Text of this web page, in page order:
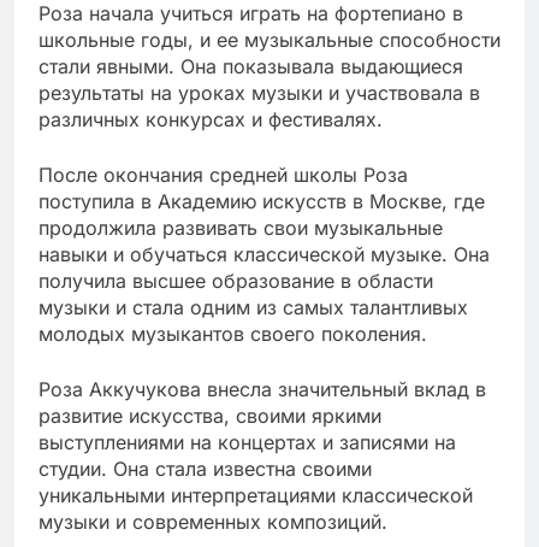
Роза начала учиться играть на фортепиано в
школьные годы, и ее музыкальные способности
стали явными. Она показывала выдающиеся
результаты на уроках музыки и участвовала в
различных конкурсах и фестивалях.
После окончания средней школы Роза
поступила в Академию искусств в Москве, где
продолжила развивать свои музыкальные
навыки и обучаться классической музыке. Она
получила высшее образование в области
музыки и стала одним из самых талантливых
молодых музыкантов своего поколения.
Роза Аккучукова внесла значительный вклад в
развитие искусства, своими яркими
выступлениями на концертах и записями на
студии. Она стала известна своими
уникальными интерпретациями классической
музыки и современных композиций.